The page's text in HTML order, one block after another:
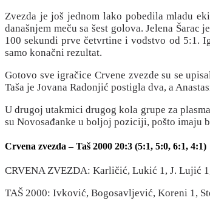
Zvezda je još jednom lako pobedila mladu
današnjem meču sa šest golova. Jelena
100 sekundi prve četvrtine i vođstvo od 5:1.
samo konačni rezultat.
Gotovo sve igračice Crvene zvezde su se
Taša je Jovana Radonjić postigla dva, a
U drugoj utakmici drugog kola grupe za
su Novosađanke u boljoj poziciji, pošto imaju
Crvena zvezda – Taš 2000 20:3 (5:1, 5:0, 6:1, 4:1)
CRVENA ZVEZDA: Karličić, Lukić 1, J. Lujić
TAŠ 2000: Ivković, Bogosavljević, Koreni 1,